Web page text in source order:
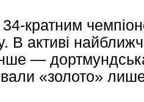
34-кратним
В активі
—
«золото»